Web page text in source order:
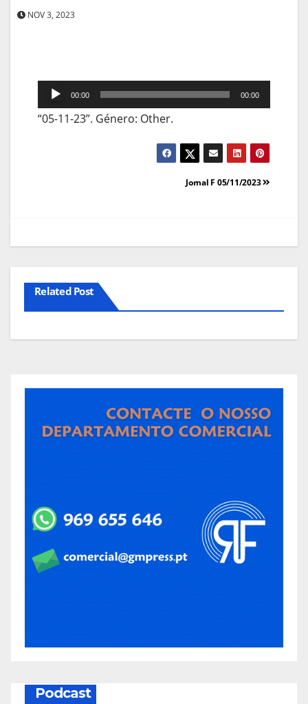
NOV 3, 2023
Reprodutor
de
00:00 00:00
“05-11-23”. Género: Other.
Jornal F 05/11/2023
Related Post
Podcast